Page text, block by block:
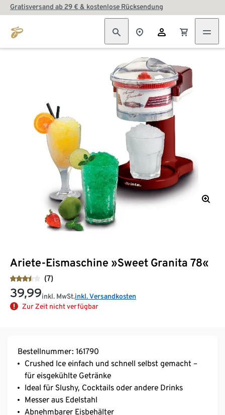
Gratisversand ab 29 € & kostenlose Rücksendung
Ariete-Eismaschine »Sweet Granita 78«
(7)
39,99inkl. MwSt.inkl. Versandkosten
Zur Zeit nicht verfügbar
Bestellnummer: 161790
Crushed Ice einfach und schnell selbst gemacht –
für eisgekühlte Getränke
Ideal für Slushy, Cocktails oder andere Drinks
Messer aus Edelstahl
Abnehmbarer Eisbehälter